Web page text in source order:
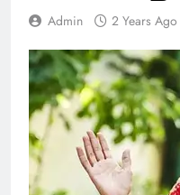
Admin 2 Years Ago